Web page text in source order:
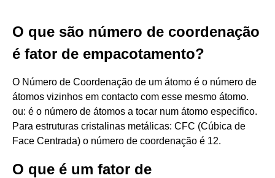
O que são número de coordenação
é fator de empacotamento?
O Número de Coordenação de um átomo é o número de
átomos vizinhos em contacto com esse mesmo átomo.
ou: é o número de átomos a tocar num átomo especifico.
Para estruturas cristalinas metálicas: CFC (Cúbica de
Face Centrada) o número de coordenação é 12.
O que é um fator de